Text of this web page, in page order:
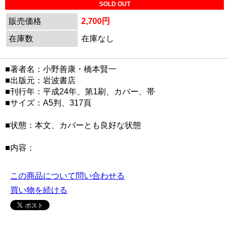
SOLD OUT
販売価格
2,700円
在庫数
在庫なし
■著者名：小野善康・橋本賢一
■出版元：岩波書店
■刊行年：平成24年、第1刷、カバー、帯
■サイズ：A5判、317頁
■状態：本文、カバーとも良好な状態
■内容：
この商品について問い合わせる
買い物を続ける